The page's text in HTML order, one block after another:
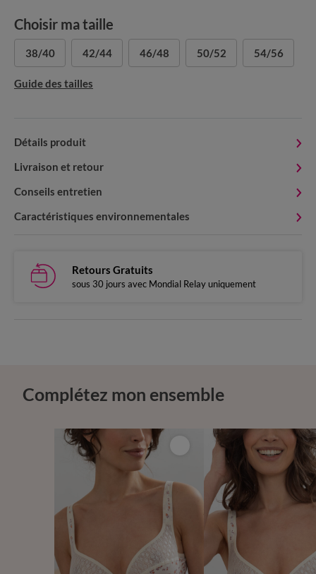
Choisir ma taille
38/40 42/44 46/48 50/52 54/56
Guide des tailles
Détails produit
Livraison et retour
Conseils entretien
Caractéristiques environnementales
Retours Gratuits
sous 30 jours avec Mondial Relay uniquement
Complétez mon ensemble